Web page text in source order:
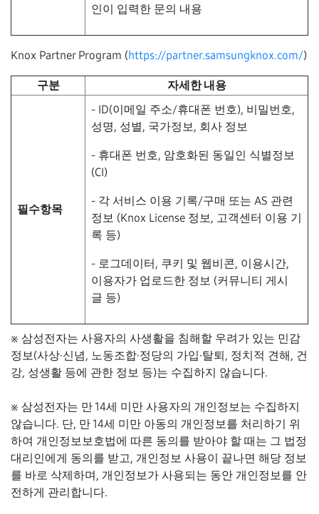
인이 입력한 문의 내용
Knox Partner Program (https://partner.samsungknox.com/)
구분 자세한 내용
필수항목
- ID(이메일 주소/휴대폰 번호), 비밀번호,
성명, 성별, 국가정보, 회사 정보
- 휴대폰 번호, 암호화된 동일인 식별정보
(CI)
- 각 서비스 이용 기록/구매 또는 AS 관련
정보 (Knox License 정보, 고객센터 이용 기
록 등)
- 로그데이터, 쿠키 및 웹비콘, 이용시간,
이용자가 업로드한 정보 (커뮤니티 게시
글 등)
※ 삼성전자는 사용자의 사생활을 침해할 우려가 있는 민감
정보(사상·신념, 노동조합·정당의 가입·탈퇴, 정치적 견해, 건
강, 성생활 등에 관한 정보 등)는 수집하지 않습니다.
※ 삼성전자는 만 14세 미만 사용자의 개인정보는 수집하지
않습니다. 단, 만 14세 미만 아동의 개인정보를 처리하기 위
하여 개인정보보호법에 따른 동의를 받아야 할 때는 그 법정
대리인에게 동의를 받고, 개인정보 사용이 끝나면 해당 정보
를 바로 삭제하며, 개인정보가 사용되는 동안 개인정보를 안
전하게 관리합니다.